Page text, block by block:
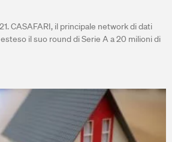
CASAFARI, il principale network di dati
il suo round di Serie A a 20 milioni di